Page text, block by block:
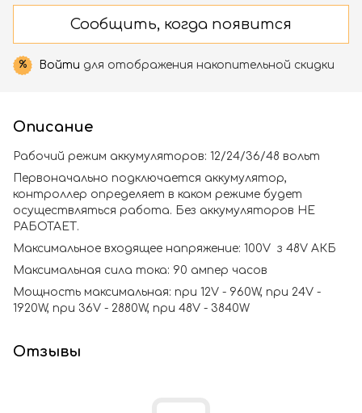
Сообщить, когда появится
% Войти для отображения накопительной скидки
Описание
Рабочий режим аккумуляторов: 12/24/36/48 вольт
Первоначально подключается аккумулятор,
контроллер определяет в каком режиме будет
осуществляться работа. Без аккумуляторов НЕ
РАБОТАЕТ.
Максимальное входящее напряжение: 100V з 48V АКБ
Максимальная сила тока: 90 ампер часов
Мощность максимальная: при 12V - 960W, при 24V -
1920W, при 36V - 2880W, при 48V - 3840W
Отзывы